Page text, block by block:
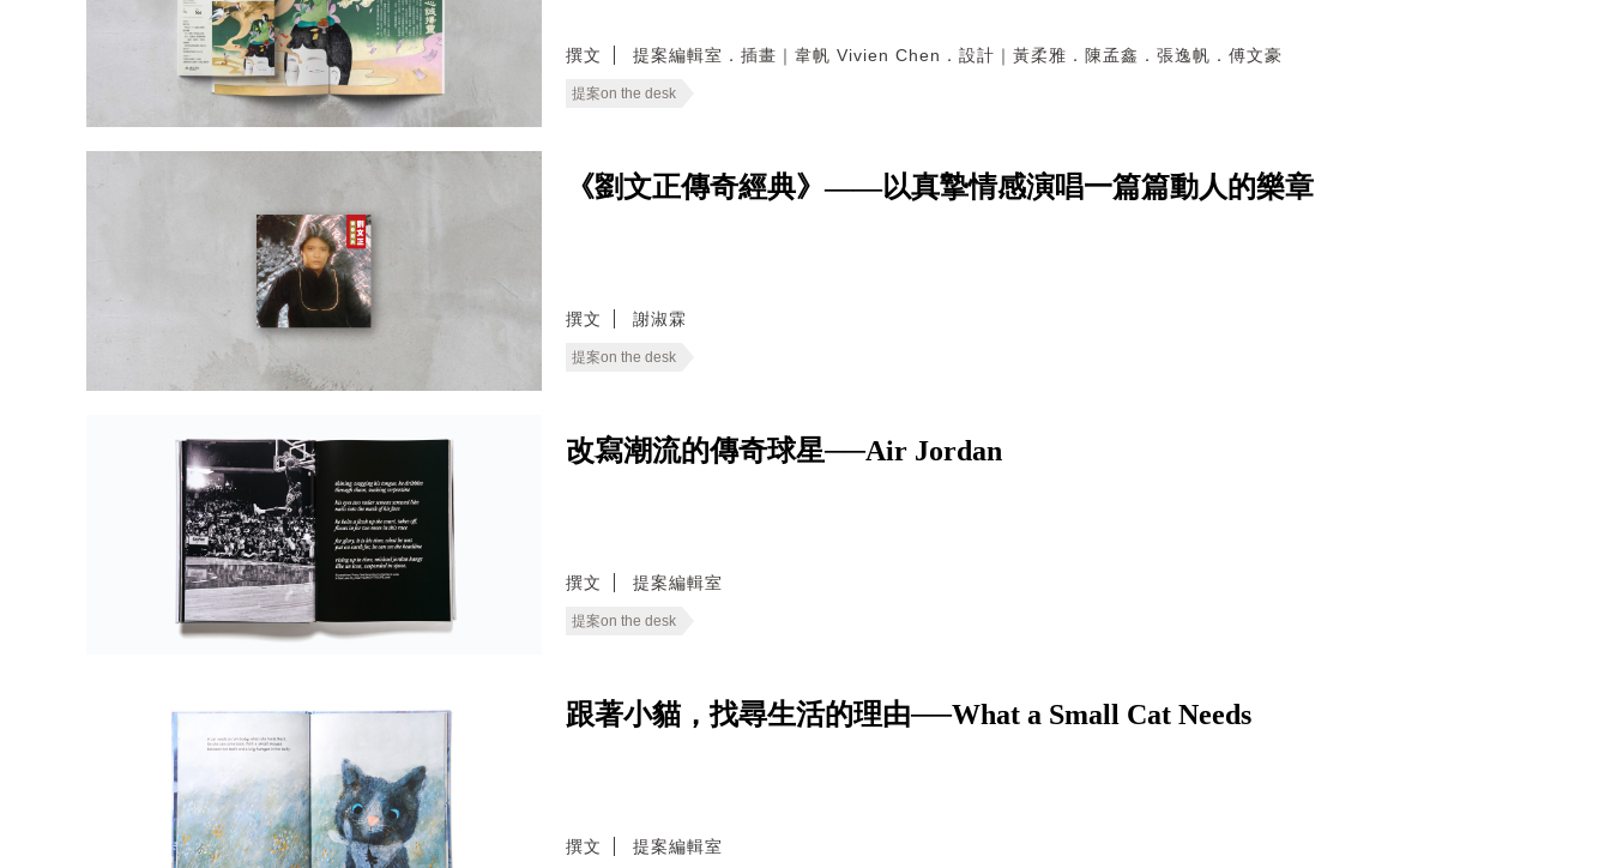
撰文 提案編輯室．插畫｜韋帆 Vivien Chen．設計｜黃柔雅．陳孟鑫．張逸帆．傅文豪
提案on the desk
《劉文正傳奇經典》——以真摯情感演唱一篇篇動人的樂章
撰文 謝淑霖
提案on the desk
改寫潮流的傳奇球星──Air Jordan
撰文 提案編輯室
提案on the desk
跟著小貓，找尋生活的理由──What a Small Cat Needs
撰文 提案編輯室